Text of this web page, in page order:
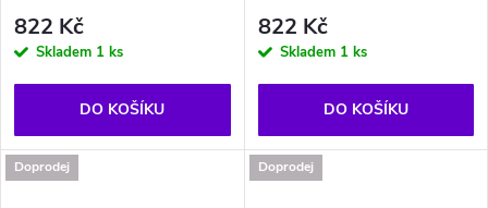
822 Kč
Skladem 1 ks
DO KOŠÍKU
822 Kč
Skladem 1 ks
DO KOŠÍKU
Doprodej Doprodej